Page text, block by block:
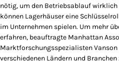
nötig, um den Betriebsablauf
können Lagerhäuser eine
im Unternehmen spielen. Um mehr
erfahren, beauftragte Manhattan
Marktforschungsspezialisten Vanson
verschiedenen Ländern und Branchen